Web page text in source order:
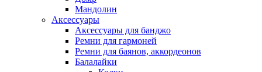
Мандолин
Аксессуары
Аксессуары для банджо
Ремни для гармоней
Ремни для баянов, аккордеонов
Балалайки